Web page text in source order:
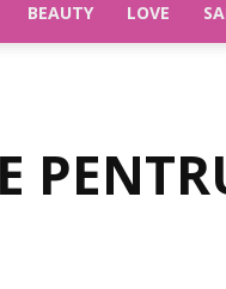
BEAUTY LOVE